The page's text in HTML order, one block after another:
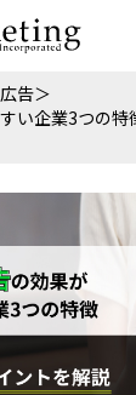
告＞
い企業3つの特